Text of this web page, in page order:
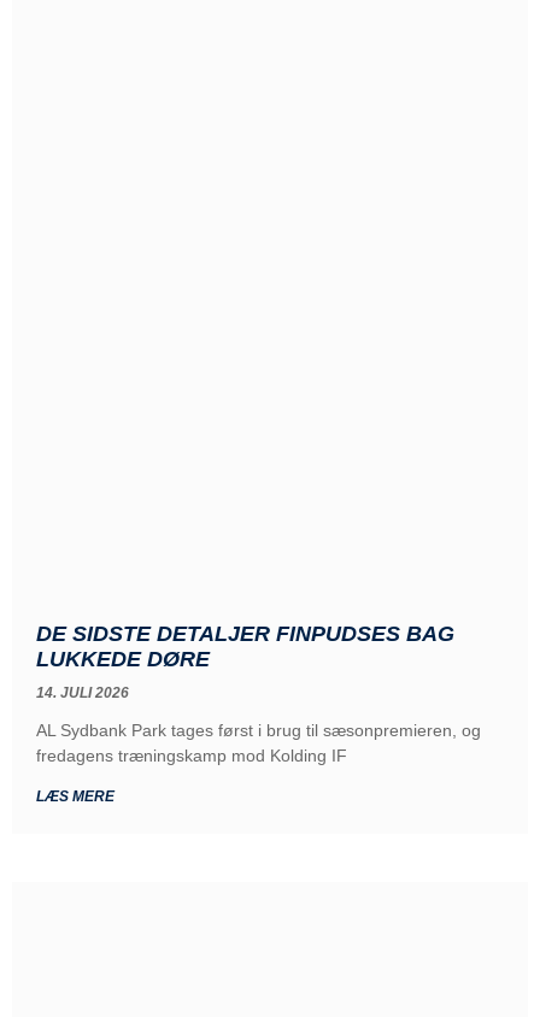
DE SIDSTE DETALJER FINPUDSES BAG
LUKKEDE DØRE
14. JULI 2026
AL Sydbank Park tages først i brug til sæsonpremieren, og
fredagens træningskamp mod Kolding IF
LÆS MERE